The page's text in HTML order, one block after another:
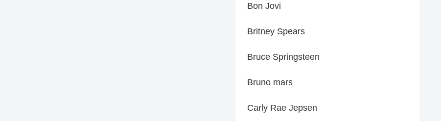
Bon Jovi
Britney Spears
Bruce Springsteen
Bruno mars
Carly Rae Jepsen